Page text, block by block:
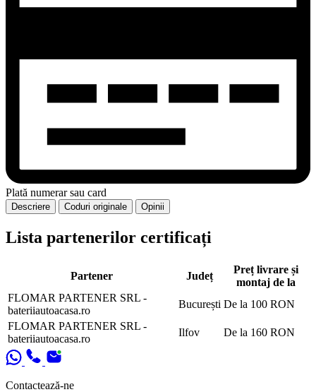
Plată numerar sau card
Descriere Coduri originale Opinii
Lista partenerilor certificați
Partener Județ
Preț livrare și
montaj de la
FLOMAR PARTENER SRL -
bateriiautoacasa.ro
București De la 100 RON
FLOMAR PARTENER SRL -
bateriiautoacasa.ro
Ilfov De la 160 RON
Contactează-ne